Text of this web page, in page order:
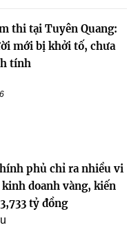
thi tại Tuyên Quang:
mới bị khởi tố, chưa
tính
phủ chỉ ra nhiều vi
doanh vàng, kiến
tỷ đồng